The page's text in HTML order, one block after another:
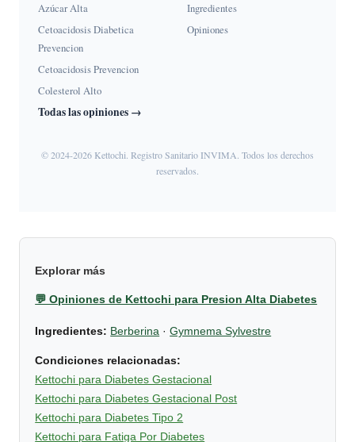
Azúcar Alta
Cetoacidosis Diabetica
Prevencion
Cetoacidosis Prevencion
Colesterol Alto
Todas las opiniones →
Ingredientes
Opiniones
© 2024-2026 Kettochi. Registro Sanitario INVIMA. Todos los derechos
reservados.
Explorar más
💬 Opiniones de Kettochi para Presion Alta Diabetes
Ingredientes: Berberina ·Gymnema Sylvestre
Condiciones relacionadas:
Kettochi para Diabetes Gestacional
Kettochi para Diabetes Gestacional Post
Kettochi para Diabetes Tipo 2
Kettochi para Fatiga Por Diabetes